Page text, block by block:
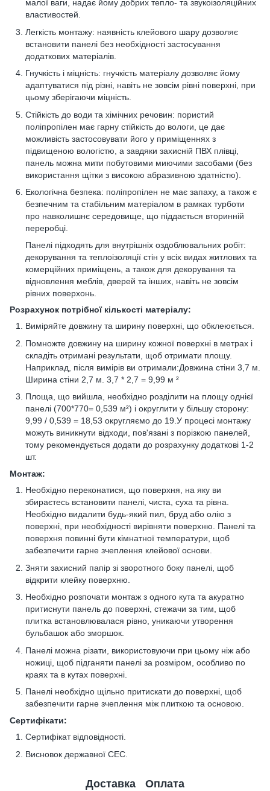
малої ваги, надає йому добрих тепло- та звукоізоляційних
властивостей.
Легкість монтажу: наявність клейового шару дозволяє
встановити панелі без необхідності застосування
додаткових матеріалів.
Гнучкість і міцність: гнучкість матеріалу дозволяє йому
адаптуватися під різні, навіть не зовсім рівні поверхні, при
цьому зберігаючи міцність.
Стійкість до води та хімічних речовин: пористий
поліпропілен має гарну стійкість до вологи, це дає
можливість застосовувати його у приміщеннях з
підвищеною вологістю, а завдяки захисній ПВХ плівці,
панель можна мити побутовими миючими засобами (без
використання щітки з високою абразивною здатністю).
Екологічна безпека: поліпропілен не має запаху, а також є
безпечним та стабільним матеріалом в рамках турботи
про навколишнє середовище, що піддається вторинній
переробці.
Панелі підходять для внутрішніх оздоблювальних робіт:
декорування та теплоізоляції стін у всіх видах житлових та
комерційних приміщень, а також для декорування та
відновлення меблів, дверей та інших, навіть не зовсім
рівних поверхонь.
Розрахунок потрібної кількості матеріалу:
Виміряйте довжину та ширину поверхні, що обклеюється.
Помножте довжину на ширину кожної поверхні в метрах і
складіть отримані результати, щоб отримати площу.
Наприклад, після вимірів ви отримали:Довжина стіни 3,7 м.
Ширина стіни 2,7 м. 3,7 * 2,7 = 9,99 м ²
Площа, що вийшла, необхідно розділити на площу однієї
панелі (700*770= 0,539 м²) і округлити у більшу сторону:
9,99 / 0,539 = 18,53 округляємо до 19.У процесі монтажу
можуть виникнути відходи, пов'язані з порізкою панелей,
тому рекомендується додати до розрахунку додаткові 1-2
шт.
Монтаж:
Необхідно переконатися, що поверхня, на яку ви
збираєтесь встановити панелі, чиста, суха та рівна.
Необхідно видалити будь-який пил, бруд або олію з
поверхні, при необхідності вирівняти поверхню. Панелі та
поверхня повинні бути кімнатної температури, щоб
забезпечити гарне зчеплення клейової основи.
Зняти захисний папір зі зворотного боку панелі, щоб
відкрити клейку поверхню.
Необхідно розпочати монтаж з одного кута та акуратно
притиснути панель до поверхні, стежачи за тим, щоб
плитка встановлювалася рівно, уникаючи утворення
бульбашок або зморшок.
Панелі можна різати, використовуючи при цьому ніж або
ножиці, щоб підганяти панелі за розміром, особливо по
краях та в кутах поверхні.
Панелі необхідно щільно притискати до поверхні, щоб
забезпечити гарне зчеплення між плиткою та основою.
Сертифікати:
Сертифікат відповідності.
Висновок державної СЕС.
Доставка Оплата